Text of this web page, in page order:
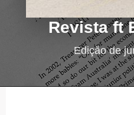
Revista ft
Edição de